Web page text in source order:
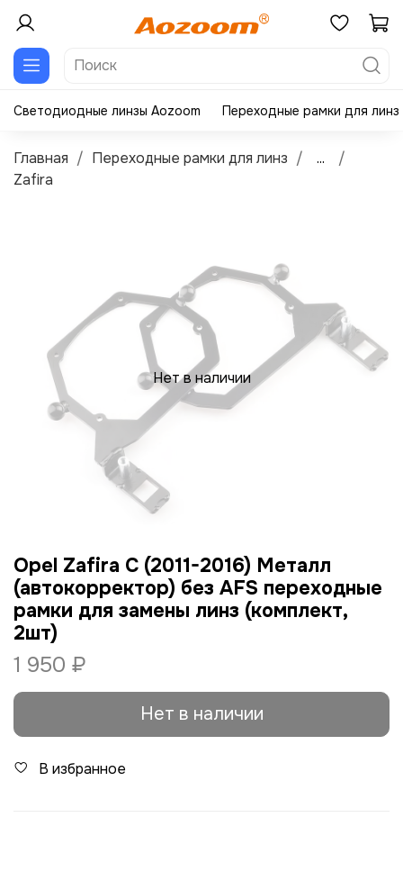
Светодиодные линзы Aozoom Переходные рамки для линз
Главная Переходные рамки для линз
...
Zafira
Нет в наличии
Opel Zafira C (2011-2016) Металл
(автокорректор) без AFS переходные
рамки для замены линз (комплект,
2шт)
1 950 ₽
Нет в наличии
В избранное